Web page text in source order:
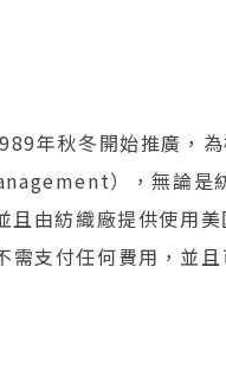
年秋冬開始推廣，
），無論是
由紡織廠提供使用
支付任何費用，並